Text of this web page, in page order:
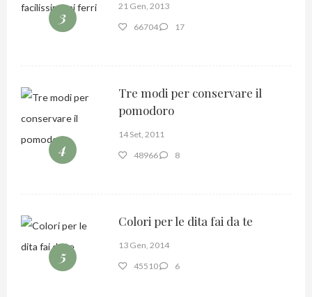
3
21 Gen, 2013
66704
17
4
Tre modi per conservare il
pomodoro
14 Set, 2011
48966
8
5
Colori per le dita fai da te
13 Gen, 2014
45510
6